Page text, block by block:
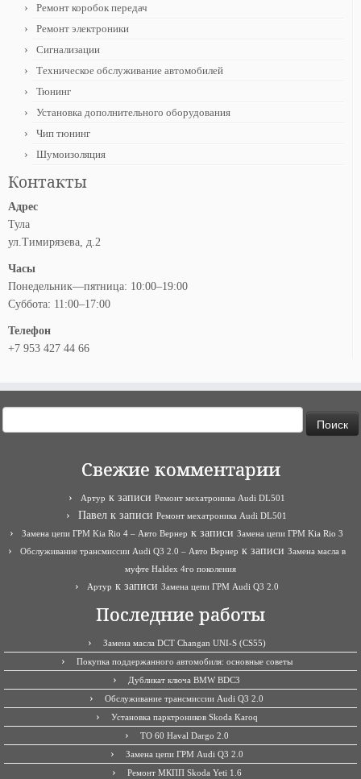
Ремонт коробок передач
Ремонт электроники
Сигнализации
Техническое обслуживание автомобилей
Тюнинг
Установка дополнительного оборудования
Чип тюнинг
Шумоизоляция
Контакты
Адрес
Тула
ул.Тимирязева, д.2
Часы
Понедельник—пятница: 10:00–19:00
Суббота: 11:00–17:00
Телефон
+7 953 427 44 66
Свежие комментарии
Артур к записи Ремонт мехатроника Audi DL501
Павел к записи Ремонт мехатроника Audi DL501
Замена цепи ГРМ Kia Rio 4 – Авто Вернер к записи Замена цепи ГРМ Kia Rio 3
Обслуживание трансмиссии Audi Q3 2.0 – Авто Вернер к записи Замена масла в
муфте Haldex 4го поколения
Артур к записи Замена цепи ГРМ Audi Q3 2.0
Последние работы
Замена масла DCT Changan UNI-S (CS55)
Покупка поддержанного автомобиля: основные советы
Дубликат ключа BMW BDC3
Обслуживание трансмиссии Audi Q3 2.0
Установка парктроников Skoda Karoq
ТО 60 Haval Dargo 2.0
Замена цепи ГРМ Audi Q3 2.0
Ремонт МКПП Skoda Yeti 1.6